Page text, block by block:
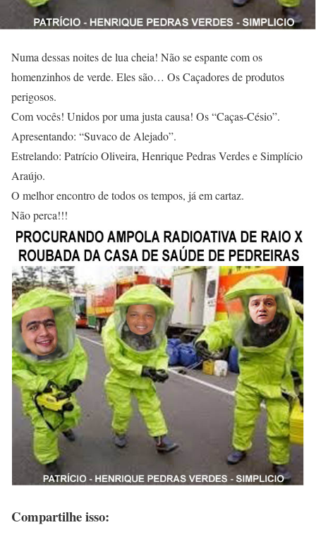
Numa dessas noites de lua cheia! Não se espante com os
homenzinhos de verde. Eles são… Os Caçadores de produtos
perigosos.
Com vocês! Unidos por uma justa causa! Os “Caças-Césio”.
Apresentando: “Suvaco de Alejado”.
Estrelando: Patrício Oliveira, Henrique Pedras Verdes e Simplício
Araújo.
O melhor encontro de todos os tempos, já em cartaz.
Não perca!!!
Compartilhe isso: